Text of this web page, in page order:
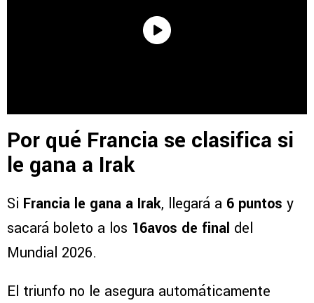
Por qué Francia se clasifica si
le gana a Irak
Si Francia le gana a Irak, llegará a 6 puntos y
sacará boleto a los 16avos de final del
Mundial 2026.
El triunfo no le asegura automáticamente